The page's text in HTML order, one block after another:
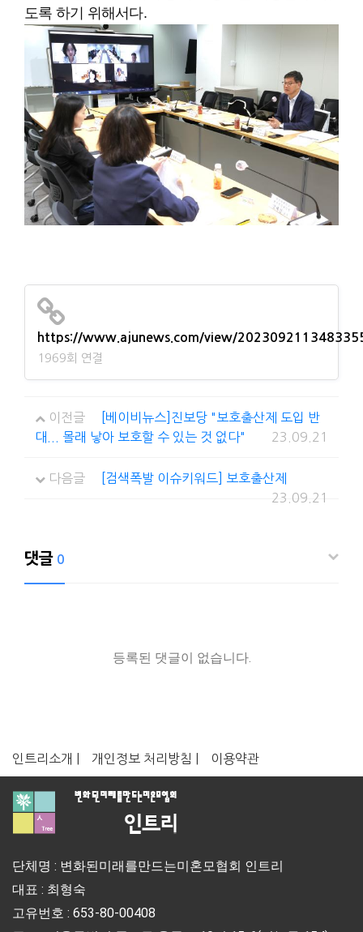
도록 하기 위해서다.
https://www.ajunews.com/view/
1969회 연결
이전글
[베이비뉴스]진보당 "보호출산제 도입 반
대... 몰래 낳아 보호할 수 있는 것 없다"
23.09.21
다음글
[검색폭발 이슈키워드] 보호출산제
23.09.21
댓글 0
등록된 댓글이 없습니다.
인트리소개 | 개인정보 처리방침 | 이용약관
단체명 : 변화된미래를만드는미혼모협회 인트리
대표 : 최형숙
고유번호 : 653-80-00408